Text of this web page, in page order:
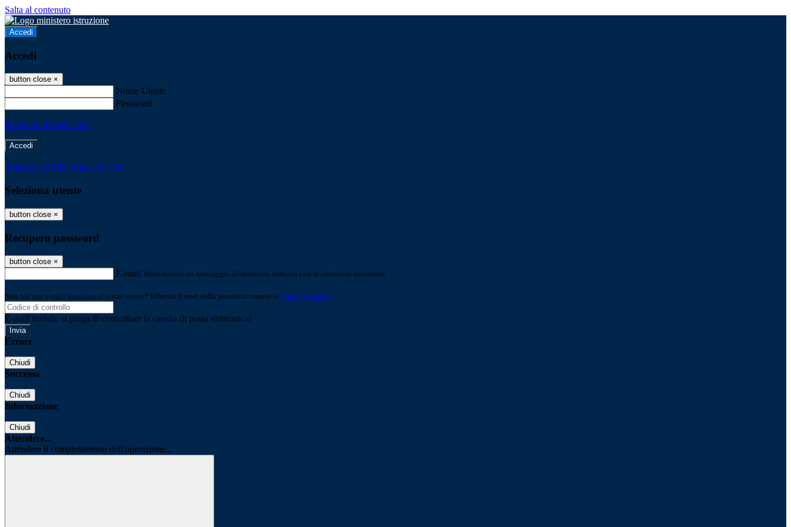
Salta al contenuto
Accedi
Accedi
button close ×
Nome Utente
Password
Password dimenticata?
-
Entra con SPID Entra con CIE
Seleziona utente
button close ×
Recupero password
button close ×
E-mail Verrà inviato un messaggio all'indirizzo indicato con le istruzioni necessarie.
Non hai una e-mail associata al nome utente? Effettua il reset della password tramite la Login Spaggiari
E-mail inviata, si prega di controllare la casella di posta elettronica!
Errore
Chiudi
Successo
Chiudi
Informazione
Chiudi
Attendere...
Attendere il completamento dell'operazione...